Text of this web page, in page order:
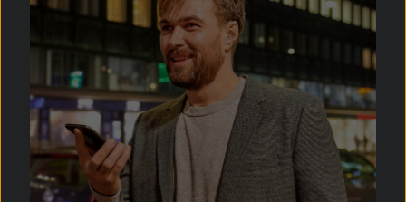
United Kingdom
United States Österreich
عربي 日本